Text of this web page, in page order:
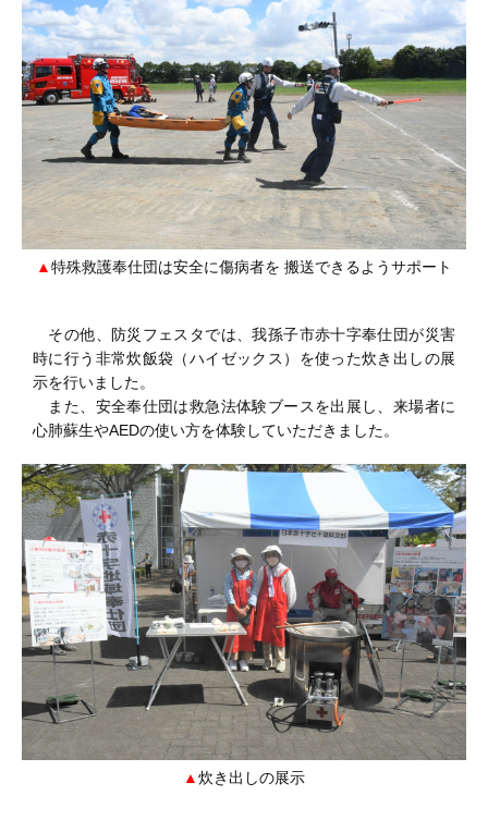
特殊救護奉仕団は安全に傷病者を 搬送できるようサポート
その他、防災フェスタでは、我孫子市赤十字奉仕団が災害
時に行う非常炊飯袋（ハイゼックス）を使った炊き出しの展
示を行いました。
また、安全奉仕団は救急法体験ブースを出展し、来場者に
心肺蘇生やAEDの使い方を体験していただきました。
炊き出しの展示